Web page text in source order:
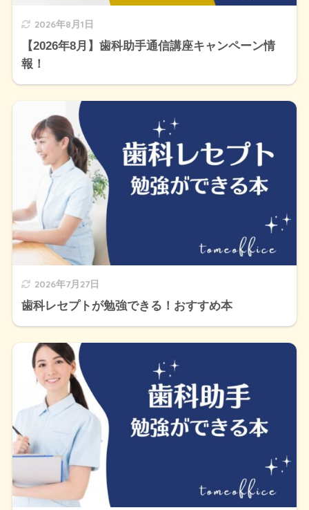
2026年8月1日
【2026年8月】歯科助手通信講座キャンペーン情
報！
2026年7月27日
歯科レセプトが勉強できる！おすすめ本